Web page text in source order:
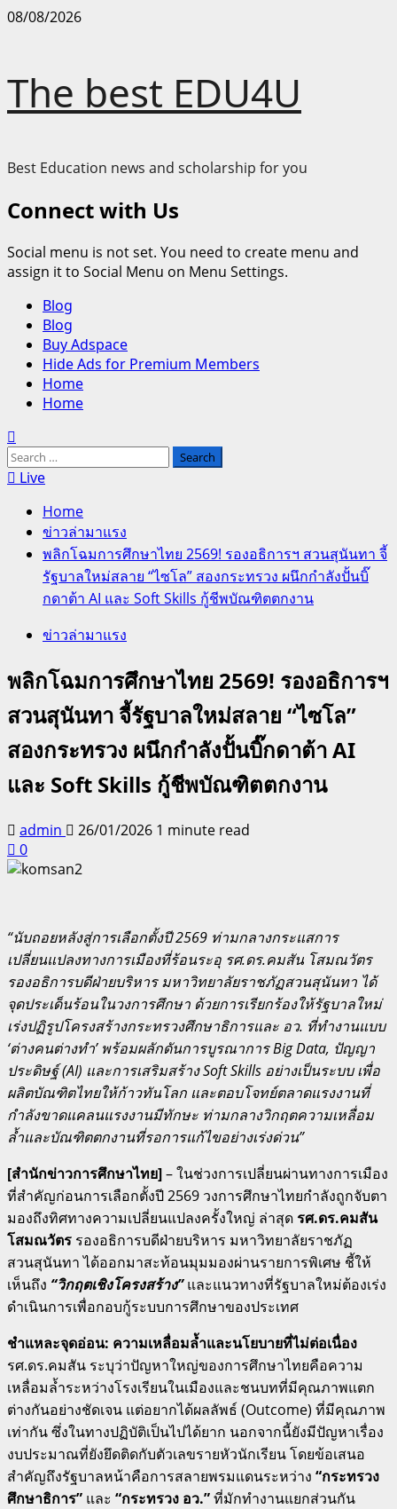
Skip
08/08/2026
The best EDU4U
Best Education news and scholarship for you
Connect with Us
Social menu is not set. You need to create menu and
assign it to Social Menu on Menu Settings.
Primary
Menu
Blog
Blog
Buy Adspace
Hide Ads for Premium Members
Home
Home
Search
for:Live
Home
ข่าวล่ามาแรง
พลิกโฉมการศึกษาไทย 2569! รองอธิการฯ สวนสุนันทา จี้
รัฐบาลใหม่สลาย “ไซโล” สองกระทรวง ผนึกกำลังปั้นบิ๊
กดาต้า AI และ Soft Skills กู้ชีพบัณฑิตตกงาน
ข่าวล่ามาแรง
พลิกโฉมการศึกษาไทย 2569! รองอธิการฯ
สวนสุนันทา จี้รัฐบาลใหม่สลาย “ไซโล”
สองกระทรวง ผนึกกำลังปั้นบิ๊กดาต้า AI
และ Soft Skills กู้ชีพบัณฑิตตกงาน
admin 26/01/2026 1 minute read
0
“นับถอยหลังสู่การเลือกตั้งปี 2569 ท่ามกลางกระแสการ
เปลี่ยนแปลงทางการเมืองที่ร้อนระอุ รศ.ดร.คมสัน โสมณวัตร
รองอธิการบดีฝ่ายบริหาร มหาวิทยาลัยราชภัฏสวนสุนันทา ได้
จุดประเด็นร้อนในวงการศึกษา ด้วยการเรียกร้องให้รัฐบาลใหม่
เร่งปฏิรูปโครงสร้างกระทรวงศึกษาธิการและ อว. ที่ทำงานแบบ
‘ต่างคนต่างทำ’ พร้อมผลักดันการบูรณาการ Big Data, ปัญญา
ประดิษฐ์ (AI) และการเสริมสร้าง Soft Skills อย่างเป็นระบบ เพื่อ
ผลิตบัณฑิตไทยให้ก้าวทันโลก และตอบโจทย์ตลาดแรงงานที่
กำลังขาดแคลนแรงงานมีทักษะ ท่ามกลางวิกฤตความเหลื่อม
ล้ำและบัณฑิตตกงานที่รอการแก้ไขอย่างเร่งด่วน”
[สำนักข่าวการศึกษาไทย]– ในช่วงการเปลี่ยนผ่านทางการเมือง
ที่สำคัญก่อนการเลือกตั้งปี 2569 วงการศึกษาไทยกำลังถูกจับตา
มองถึงทิศทางความเปลี่ยนแปลงครั้งใหญ่ ล่าสุด รศ.ดร.คมสัน
โสมณวัตร รองอธิการบดีฝ่ายบริหาร มหาวิทยาลัยราชภัฏ
สวนสุนันทา ได้ออกมาสะท้อนมุมมองผ่านรายการพิเศษ ชี้ให้
เห็นถึง “วิกฤตเชิงโครงสร้าง”และแนวทางที่รัฐบาลใหม่ต้องเร่ง
ดำเนินการเพื่อกอบกู้ระบบการศึกษาของประเทศ
ชำแหละจุดอ่อน: ความเหลื่อมล้ำและนโยบายที่ไม่ต่อเนื่อง
รศ.ดร.คมสัน ระบุว่าปัญหาใหญ่ของการศึกษาไทยคือความ
เหลื่อมล้ำระหว่างโรงเรียนในเมืองและชนบทที่มีคุณภาพแตก
ต่างกันอย่างชัดเจน แต่อยากได้ผลลัพธ์ (Outcome) ที่มีคุณภาพ
เท่ากัน ซึ่งในทางปฏิบัติเป็นไปได้ยาก นอกจากนี้ยังมีปัญหาเรื่อง
งบประมาณที่ยังยึดติดกับตัวเลขรายหัวนักเรียน โดยข้อเสนอ
สำคัญถึงรัฐบาลหน้าคือการสลายพรมแดนระหว่าง “กระทรวง
ศึกษาธิการ” และ “กระทรวง อว.”ที่มักทำงานแยกส่วนกัน